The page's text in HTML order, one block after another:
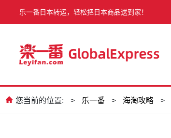
乐一番日本转运，轻松把日本商品送到家！
您当前的位置: > 乐一番 > 海淘攻略 >